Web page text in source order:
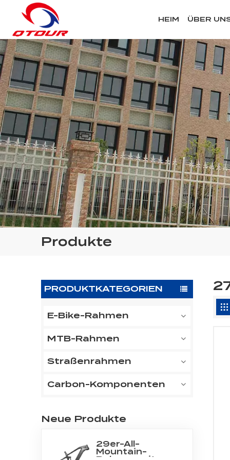
HEIM ÜBER
Produkte
PRODUKTKATEGORIEN
E-Bike-Rahmen
MTB-Rahmen
Straßenrahmen
Carbon-Komponenten
Neue Produkte
29er-All-
Mountain-